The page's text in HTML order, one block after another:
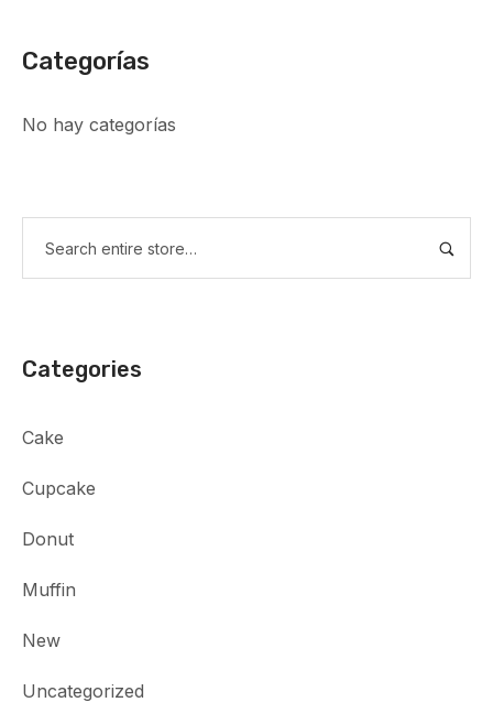
Categorías
No hay categorías
Categories
Cake
Cupcake
Donut
Muffin
New
Uncategorized